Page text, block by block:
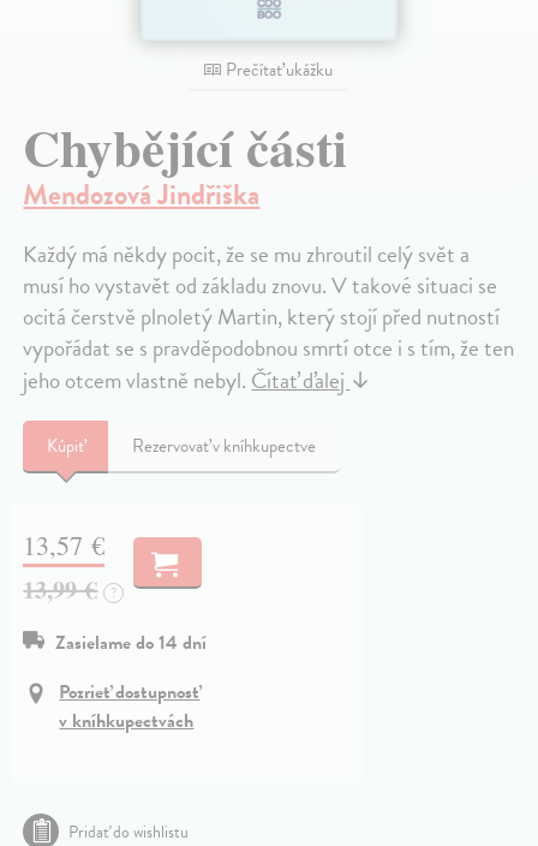
Prečítať ukážku
Chybějící části
Mendozová Jindřiška
Každý má někdy pocit, že se mu zhroutil celý svět a
musí ho vystavět od základu znovu. V takové situaci se
ocitá čerstvě plnoletý Martin, který stojí před nutností
vypořádat se s pravděpodobnou smrtí otce i s tím, že ten
jeho otcem vlastně nebyl. Čítať ďalej ↓
Kúpiť Rezervovať v kníhkupectve
13,57 €
13,99 € ?
Zasielame do 14 dní
Pozrieť dostupnosť
v kníhkupectvách
Pridať do wishlistu